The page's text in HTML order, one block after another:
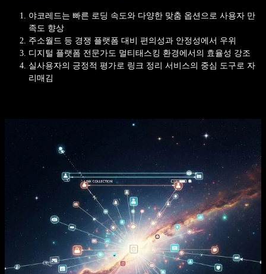
야코레드는 빠른 로딩 속도와 다양한 맞춤 옵션으로 사용자 만
족도 향상
주소월드 등 경쟁 플랫폼 대비 편의성과 안정성에서 우위
디지털 플랫폼 전문가도 멀티태스킹 환경에서의 효율성 강조
실사용자의 긍정적 평가로 링크 정리 서비스의 중심 도구로 자
리매김